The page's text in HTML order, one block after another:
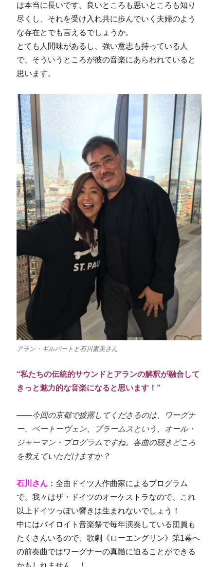
は本当に長いです。良いところも悪いところも知り
尽くし、それを受け入れ共に歩んでいく夫婦のよう
な存在とでも言えるでしょうか。
とても人間味があるし、強い意志も持っている人
で、そういうところが彼の音楽にあらわれていると
思います。
アラン・ギルバートと石川素美さん
“私たちの伝統的サウンドとアランの解釈が融合して
きっと魅力的な音楽になると思います！”
――今回の京都で披露してくださるのは、ワーグナ
ー、ベートーヴェン、ブラームスという、オール・
ジャーマン・プログラムですね。各曲の聴きどころ
を教えていただけますか？
石川さん：全曲ドイツ人作曲家によるプログラム
で、我々はザ・ドイツのオーケストラなので、これ
以上ドイツっぽい響きは生まれないでしょう！
中にはバイロイト音楽祭で毎年演奏している団員も
たくさんいるので、歌劇《ローエングリン》第1幕へ
の前奏曲ではワーグナーの真髄に迫ることができる